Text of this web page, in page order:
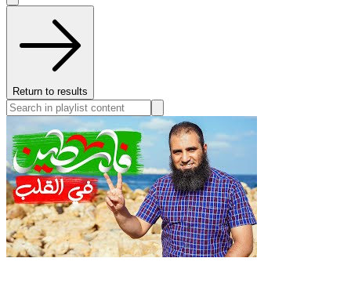
Return to results